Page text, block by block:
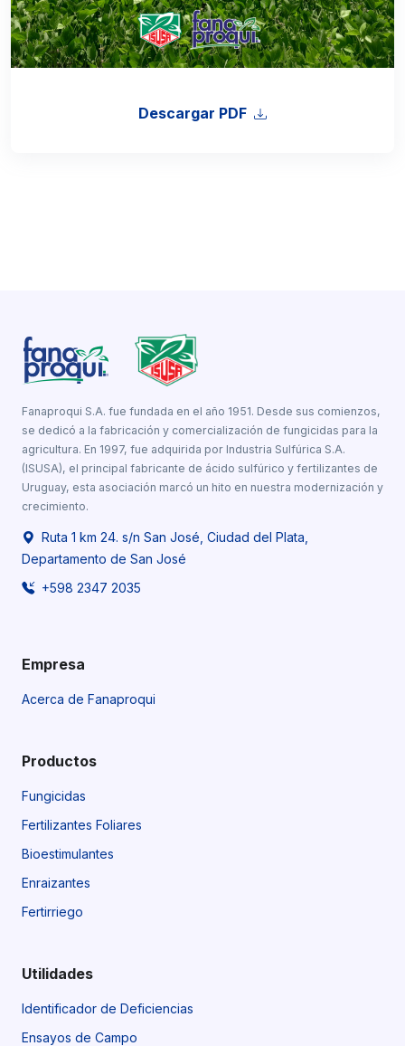
Descargar PDF
Fanaproqui S.A. fue fundada en el año 1951. Desde sus comienzos,
se dedicó a la fabricación y comercialización de fungicidas para la
agricultura. En 1997, fue adquirida por Industria Sulfúrica S.A.
(ISUSA), el principal fabricante de ácido sulfúrico y fertilizantes de
Uruguay, esta asociación marcó un hito en nuestra modernización y
crecimiento.
Ruta 1 km 24. s/n San José, Ciudad del Plata,
Departamento de San José
+598 2347 2035
Empresa
Acerca de Fanaproqui
Productos
Fungicidas
Fertilizantes Foliares
Bioestimulantes
Enraizantes
Fertirriego
Utilidades
Identificador de Deficiencias
Ensayos de Campo